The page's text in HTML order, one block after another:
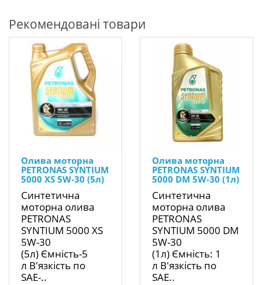
Рекомендовані товари
Олива моторна
PETRONAS SYNTIUM
5000 XS 5W-30 (5л)
Синтетична
моторна олива
PETRONAS
SYNTIUM 5000 XS
5W-30
(5л) Ємність-5
л В'язкість по
SAE-..
Олива моторна
PETRONAS SYNTIUM
5000 DM 5W-30 (1л)
Синтетична
моторна олива
PETRONAS
SYNTIUM 5000 DM
5W-30
(1л) Ємність: 1
л В'язкість по
SAE..